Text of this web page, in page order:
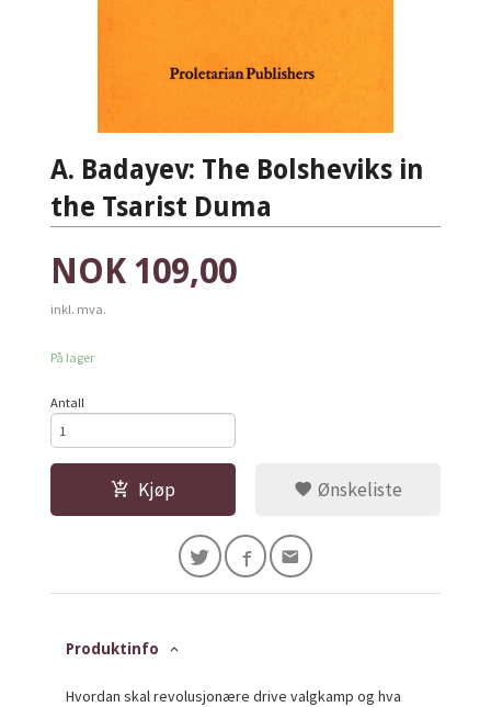
A. Badayev: The Bolsheviks in
the Tsarist Duma
Pris
NOK 109,00
inkl. mva.
På lager
Antall
Kjøp Ønskeliste
Produktinfo
Hvordan skal revolusjonære drive valgkamp og hva